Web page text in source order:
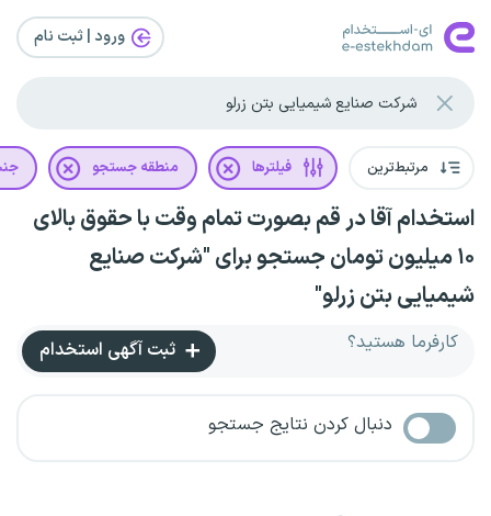
ورود | ثبت‌ نام
مرتبط‌ترین فیلترها منطقه جستجو
استخدام آقا در قم بصورت تمام وقت با حقوق بالای
۱۰ میلیون تومان جستجو برای "شرکت صنایع
شیمیایی بتن زرلو"
کارفرما هستید؟ ثبت آگهی استخدام
دنبال کردن نتایج جستجو